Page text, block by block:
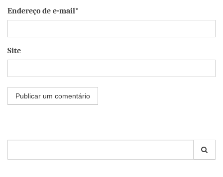
Endereço de e-mail*
Site
por: